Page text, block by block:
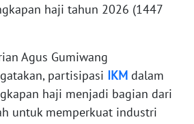
haji tahun 2026 (1447
Agus Gumiwang
partisipasi IKM dalam
haji menjadi bagian dari
untuk memperkuat industri